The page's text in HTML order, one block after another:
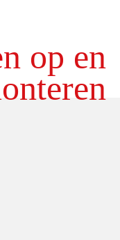
op en